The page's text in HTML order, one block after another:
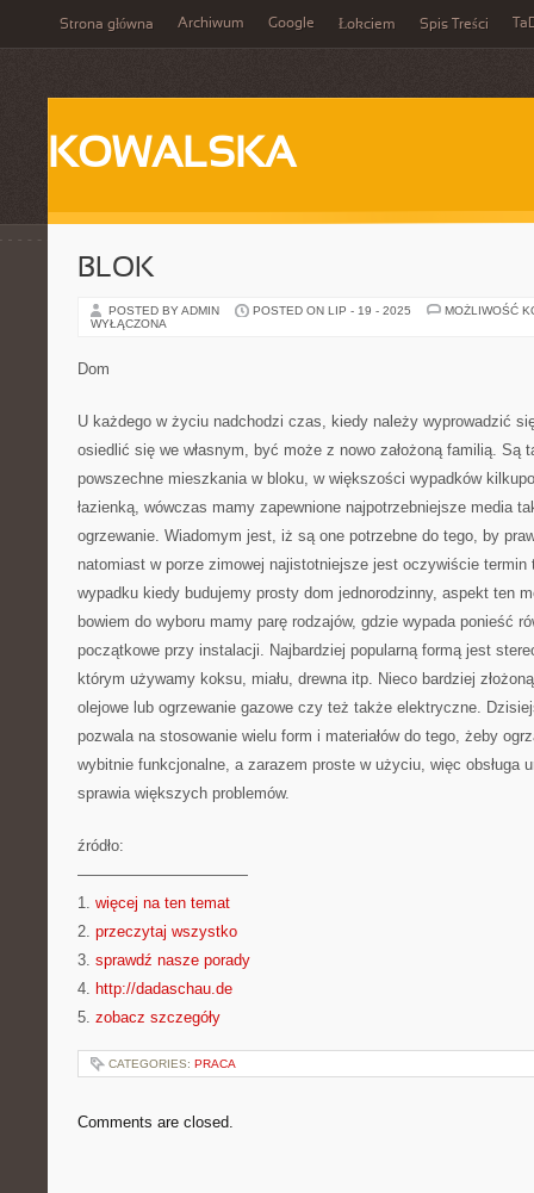
Strona główna Archiwum Google Łokciem Spis Treści
KOWALSKA
BLOK
POSTED BY ADMIN POSTED ON LIP - 19 - 2025
MOŻLIWOŚĆ
WYŁĄCZONA
Dom
U każdego w życiu nadchodzi czas, kiedy należy wyprowadzić
osiedlić się we własnym, być może z nowo założoną familią. Są
powszechne mieszkania w bloku, w większości wypadków
łazienką, wówczas mamy zapewnione najpotrzebniejsze media
ogrzewanie. Wiadomym jest, iż są one potrzebne do tego, by
natomiast w porze zimowej najistotniejsze jest oczywiście termin
wypadku kiedy budujemy prosty dom jednorodzinny, aspekt ten
bowiem do wyboru mamy parę rodzajów, gdzie wypada ponieść
początkowe przy instalacji. Najbardziej popularną formą jest
którym używamy koksu, miału, drewna itp. Nieco bardziej
olejowe lub ogrzewanie gazowe czy też także elektryczne.
pozwala na stosowanie wielu form i materiałów do tego, żeby
wybitnie funkcjonalne, a zarazem proste w użyciu, więc obsługa
sprawia większych problemów.
źródło:
———————————
1. więcej na ten temat
2. przeczytaj wszystko
3. sprawdź nasze porady
4. http://dadaschau.de
5. zobacz szczegóły
CATEGORIES: PRACA
Comments are closed.